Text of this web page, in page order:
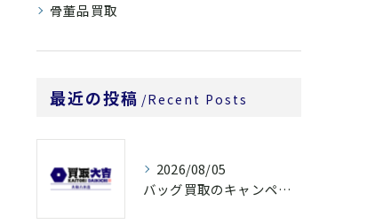
骨董品買取
最近の投稿 Recent Posts
2026/08/05
バッグ買取のキャンペーンで奈良県橿原市でお得に売るための条件と注意点徹底ガイド